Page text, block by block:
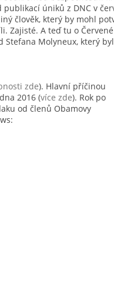
úniků z DNC v
člověk, který by mohl
Zajisté. A teď tu o Červené
Stefana Molyneux, který
zde). Hlavní příčinou
2016 (více zde). Rok po
od členů Obamovy